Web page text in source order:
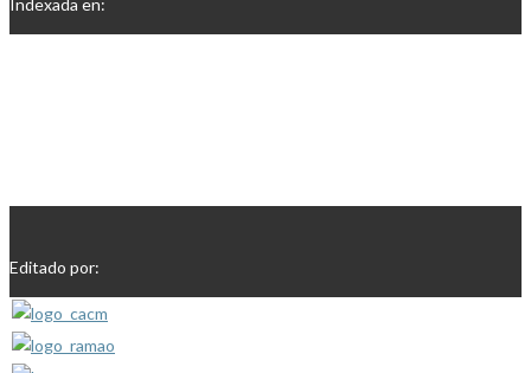
Editado por: